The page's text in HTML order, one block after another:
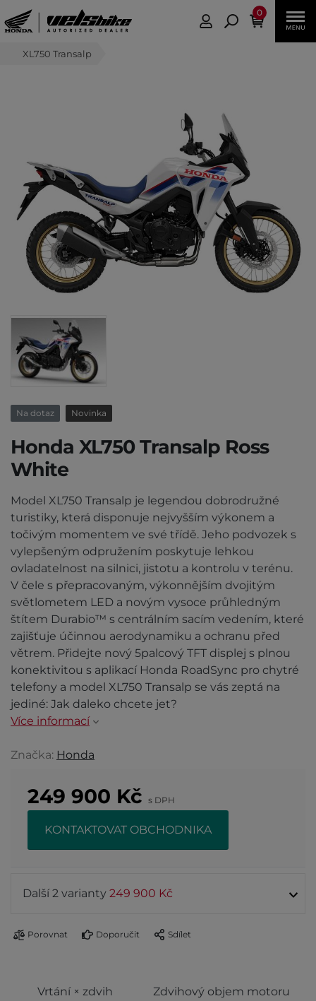
0
XL750 Transalp
Na dotaz Novinka
Honda XL750 Transalp Ross
White
Model XL750 Transalp je legendou dobrodružné
turistiky, která disponuje nejvyšším výkonem a
točivým momentem ve své třídě. Jeho podvozek s
vylepšeným odpružením poskytuje lehkou
ovladatelnost na silnici, jistotu a kontrolu v terénu.
V čele s přepracovaným, výkonnějším dvojitým
světlometem LED a novým vysoce průhledným
štítem Durabio™ s centrálním sacím vedením, které
zajišťuje účinnou aerodynamiku a ochranu před
větrem. Přidejte nový 5palcový TFT displej s plnou
konektivitou s aplikací Honda RoadSync pro chytré
telefony a model XL750 Transalp se vás zeptá na
jediné: Jak daleko chcete jet?
Více informací
Značka: Honda
249 900 Kč s DPH
KONTAKTOVAT OBCHODNIKA
Další 2 varianty 249 900 Kč
Porovnat Doporučit Sdílet
Vrtání × zdvih Zdvihový objem motoru